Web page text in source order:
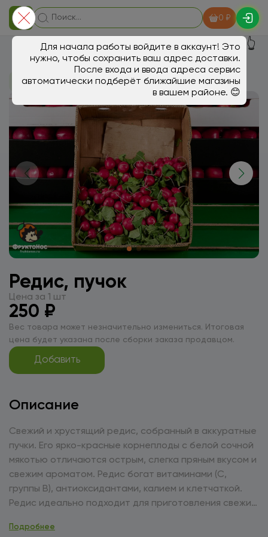
0 ₽
Для начала работы войдите в аккаунт! Это
нужно, чтобы сохранить ваш адрес доставки.
После входа и ввода адреса сервис
автоматически подберёт ближайшие магазины
в вашем районе. 😊
👆
В магазин Овощи, грибы
Редис, пучок
Цена за 1 шт
250 ₽
Вес товара может незначительно измениться. Итоговая
цена будет указана после сборки заказа продавцом.
Добавить
Описание
Свежий и хрустящий редис, собранный в аккуратные
пучки. Его ярко-красные корнеплоды с белой сочной
мякотью отличаются острым, слегка пряным вкусом и
свежим ароматом. Редис богат витаминами (С,
группы В), антиоксидантами, калием и клетчаткой.
Редис идеально подходит для приготовления свежих
острый вкус прекрасно сочетается с зеленью,
Подробнее